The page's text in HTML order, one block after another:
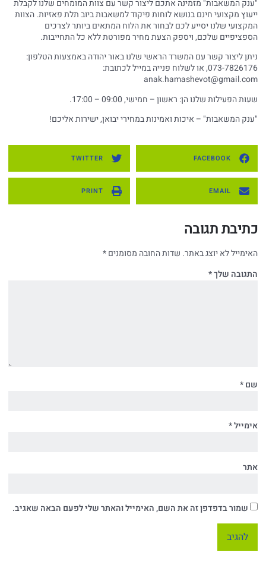
"ענק המשאבות" מזמינה אתכם ליצור קשר עם צוות המומחים שלנו לקבלת
ייעוץ מקצועי חינם בנושא לוחות פיקוד למשאבות ביוב תלת פאזיות. הצוות
המקצועי שלנו יסייע לכם לבחור את הלוח המתאים ביותר לצרכים
הספציפיים שלכם, ויספק הצעת מחיר מפורטת ללא כל התחייבות.
ניתן ליצור קשר עם המשרד הראשי שלנו באור יהודה באמצעות הטלפון:
073-7826176, או לשלוח פנייה במייל לכתובת:
anak.hamashevot@gmail.com
שעות הפעילות שלנו הן: ראשון – חמישי, 09:00 – 17:00.
"ענק המשאבות" – איכות ואמינות במחירי יבואן, ישירות אליכם!
FACEBOOK
TWITTER
EMAIL
PRINT
כתיבת תגובה
האימייל לא יוצג באתר. שדות החובה מסומנים*
התגובה שלך*
שם*
אימייל*
אתר
שמור בדפדפן זה את השם, האימייל והאתר שלי לפעם הבאה שאגיב.